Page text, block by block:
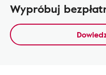
Wypróbuj